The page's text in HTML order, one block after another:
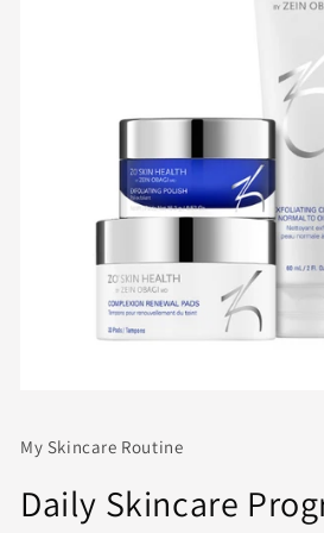
in
My Skincare Routine
Daily Skincare